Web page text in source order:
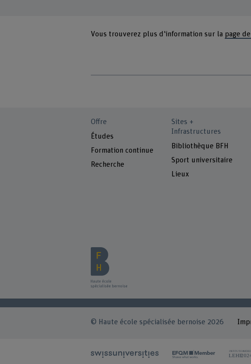
Vous trouverez plus d'information sur la page
Offre
Études
Formation continue
Recherche
Sites +
Infrastructures
Bibliothèque BFH
Sport universitaire
Lieux
© Haute école spécialisée bernoise 2026